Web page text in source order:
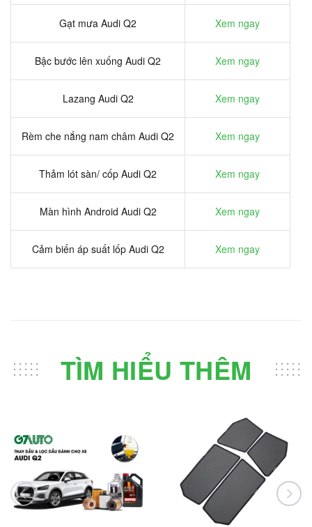
Gạt mưa Audi Q2 Xem ngay
Bậc bước lên xuống Audi Q2 Xem ngay
Lazang Audi Q2 Xem ngay
Rèm che nắng nam châm Audi Q2 Xem ngay
Thảm lót sàn/ cốp Audi Q2 Xem ngay
Màn hình Android Audi Q2 Xem ngay
Cảm biến áp suất lốp Audi Q2 Xem ngay
TÌM HIỂU THÊM